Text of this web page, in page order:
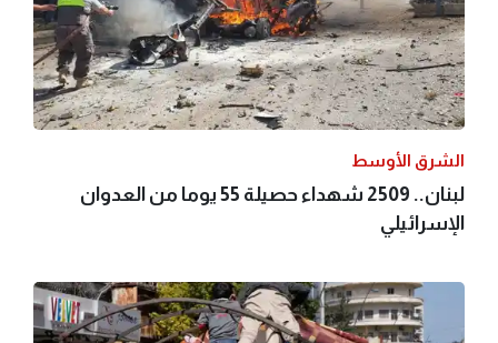
الشرق الأوسط
لبنان.. 2509 شهداء حصيلة 55 يوما من العدوان
الإسرائيلي